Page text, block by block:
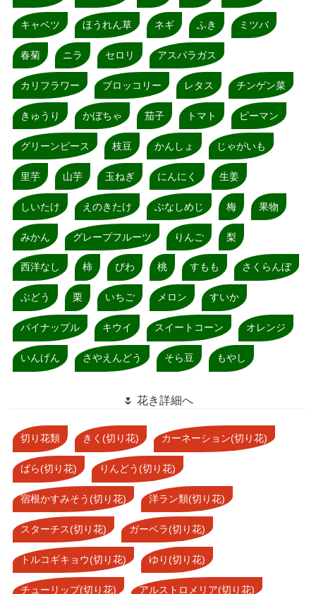
キャベツ ほうれん草 ネギ ふき ミツバ
春菊 ニラ セロリ アスパラガス
カリフラワー ブロッコリー レタス チンゲン菜
きゅうり かぼちゃ 茄子 トマト ピーマン
グリーンピース 枝豆 かんしょ じゃがいも
里芋 山芋 玉ねぎ にんにく 生姜
しいたけ えのきたけ ぶなしめじ 梅 果物
みかん グレープフルーツ りんご 梨
西洋なし 柿 びわ 桃 すもも さくらんぼ
ぶどう 栗 いちご メロン すいか
パイナップル キウイ スイートコーン オレンジ
いんげん さやえんどう そら豆 もやし
🌷 花き詳細へ
切り花類 きく(切り花) カーネーション(切り花)
ばら(切り花) りんどう(切り花)
宿根かすみそう(切り花) 洋ラン類(切り花)
スターチス(切り花) ガーベラ(切り花)
トルコギキョウ(切り花) ゆり(切り花)
チューリップ(切り花) アルストロメリア(切り花)